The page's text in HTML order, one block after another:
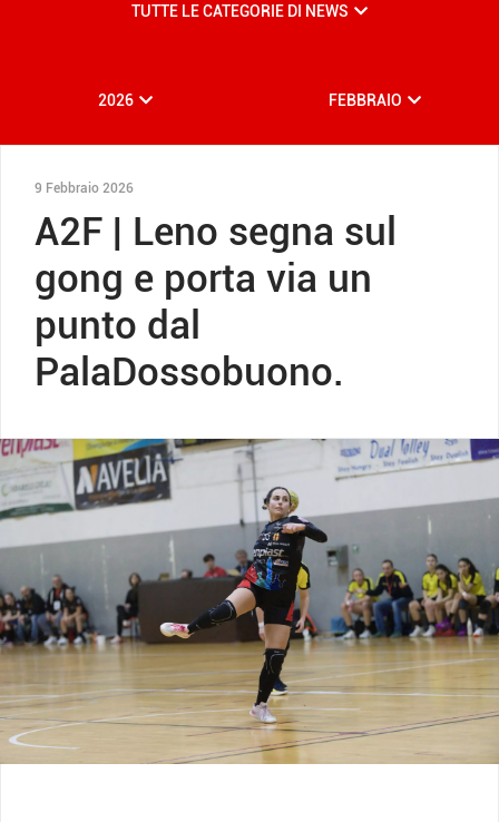
TUTTE LE CATEGORIE DI NEWS
2026 FEBBRAIO
9 Febbraio 2026
A2F | Leno segna sul
gong e porta via un
punto dal
PalaDossobuono.